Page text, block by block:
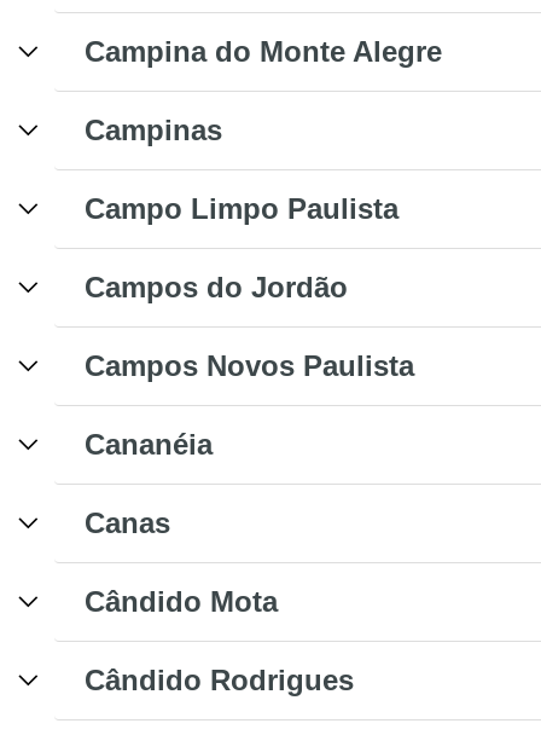
Campina do Monte Alegre
Campinas
Campo Limpo Paulista
Campos do Jordão
Campos Novos Paulista
Cananéia
Canas
Cândido Mota
Cândido Rodrigues